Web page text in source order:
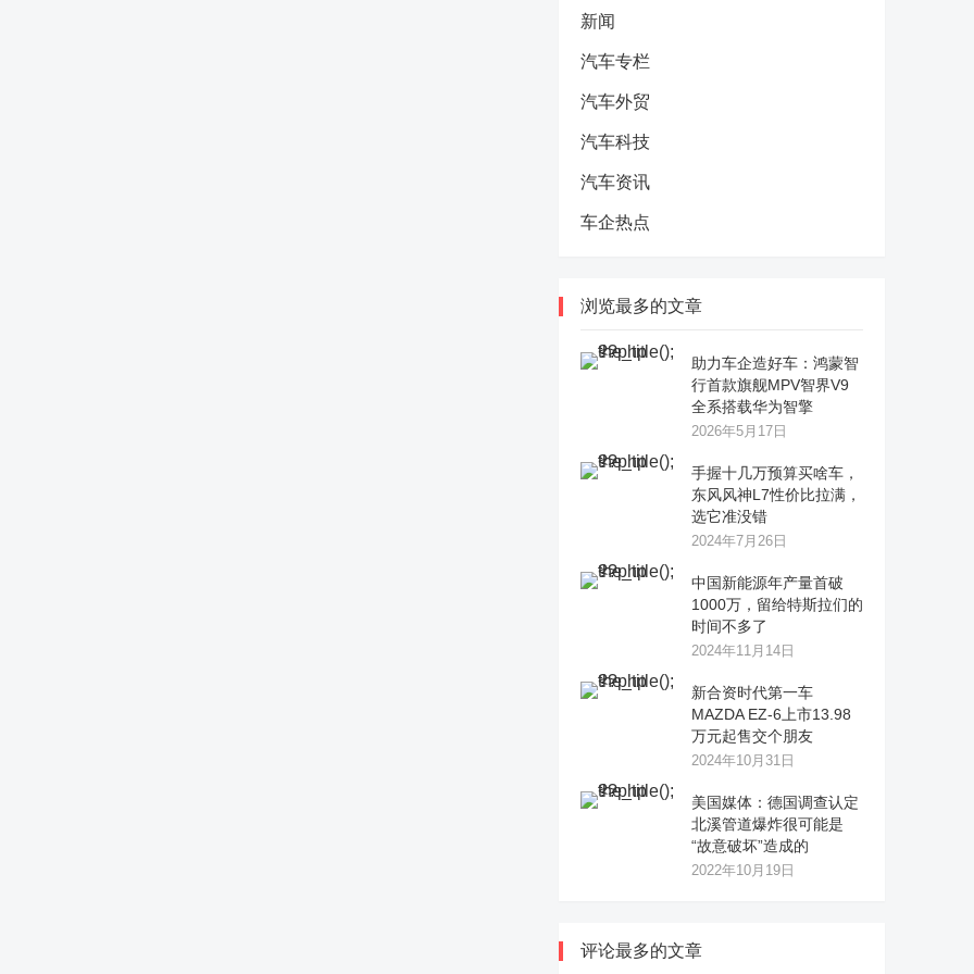
新闻
汽车专栏
汽车外贸
汽车科技
汽车资讯
车企热点
浏览最多的文章
助力车企造好车：鸿蒙智
行首款旗舰MPV智界V9
全系搭载华为智擎
2026年5月17日
手握十几万预算买啥车，
东风风神L7性价比拉满，
选它准没错
2024年7月26日
中国新能源年产量首破
1000万，留给特斯拉们的
时间不多了
2024年11月14日
新合资时代第一车
MAZDA EZ-6上市13.98
万元起售交个朋友
2024年10月31日
美国媒体：德国调查认定
北溪管道爆炸很可能是
“故意破坏”造成的
2022年10月19日
评论最多的文章